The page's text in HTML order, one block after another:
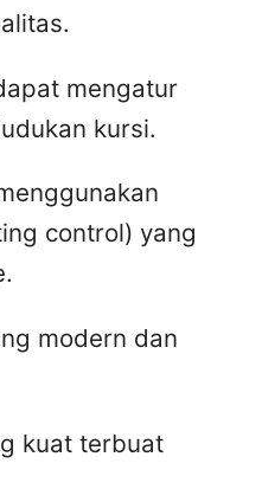
mengatur
kursi.
control) yang
modern dan
kuat terbuat